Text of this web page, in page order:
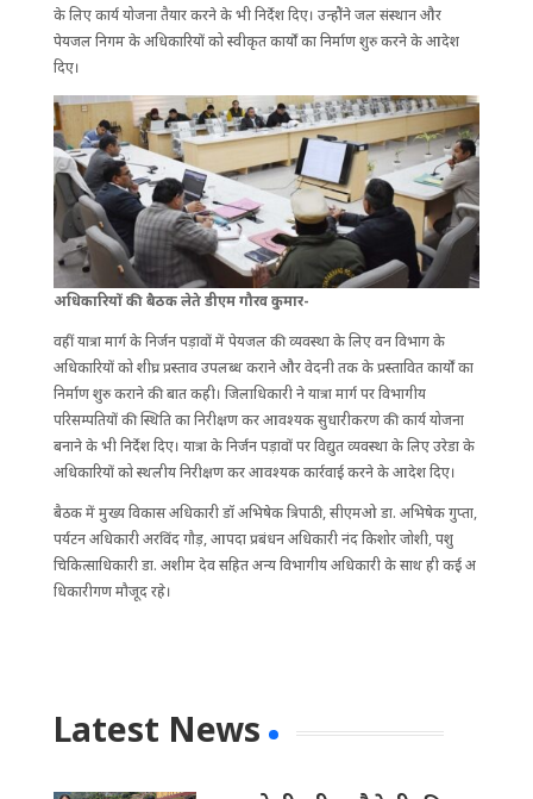
के लिए कार्य योजना तैयार करने के भी निर्देश दिए। उन्होेंने जल संस्थान और
पेयजल निगम के अधिकारियों को स्वीकृत कार्यों का निर्माण शुरु करने के आदेश
दिए।
अ​धिकारियाें की बैठक लेते डीएम गौरव कुमार-
वहीं यात्रा मार्ग के निर्जन पड़ावों में पेयजल की व्यवस्था के लिए वन विभाग के
अधिकारियों को शीघ्र प्रस्ताव उपलब्ध कराने और वेदनी तक के प्रस्तावित कार्यों का
निर्माण शुरु कराने की बात कही। जिलाधिकारी ने यात्रा मार्ग पर विभागीय
परिसम्पतियों की स्थिति का निरीक्षण कर आवश्यक सुधारीकरण की कार्य योजना
बनाने के भी निर्देश दिए। यात्रा के निर्जन पड़ावों पर विद्युत व्यवस्था के लिए उरेडा के
अधिकारियों को स्थलीय निरीक्षण कर आवश्यक कार्रवाई करने के आदेश दिए।
बैठक में मुख्य विकास अधिकारी डॉ अभिषेक त्रिपाठी, सीएमओ डा. अभिषेक गुप्ता,
पर्यटन अधिकारी अरविंद गौड़, आपदा प्रबंधन अधिकारी नंद किशोर जोशी, पशु
चिकित्साधिकारी डा. अशीम देव सहित अन्य विभागीय अधिकारी के साथ ही कई अ​
धिकारीगण मौजूद रहे।
Latest News